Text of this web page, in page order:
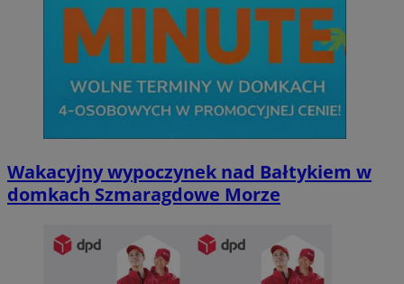
Wakacyjny wypoczynek nad Bałtykiem w
domkach Szmaragdowe Morze